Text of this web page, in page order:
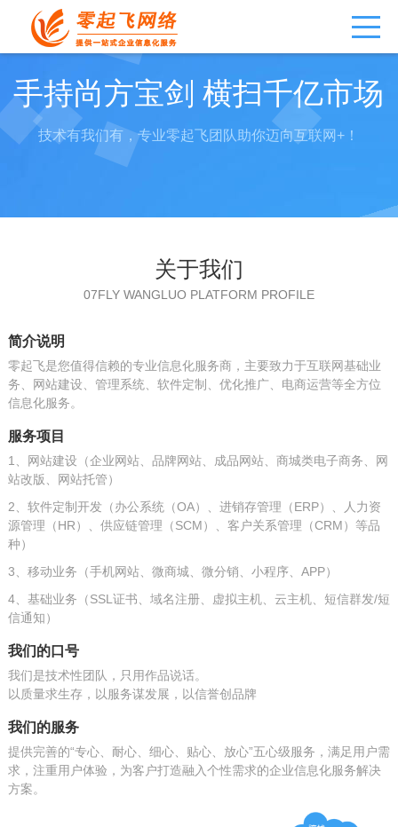
手持尚方宝剑 横扫千亿市场
技术有我们有，专业零起飞团队助你迈向互联网+！
关于我们
07FLY WANGLUO PLATFORM PROFILE
简介说明
零起飞是您值得信赖的专业信息化服务商，主要致力于互联网基础业
务、网站建设、管理系统、软件定制、优化推广、电商运营等全方位
信息化服务。
服务项目
1、网站建设（企业网站、品牌网站、成品网站、商城类电子商务、网
站改版、网站托管）
2、软件定制开发（办公系统（OA）、进销存管理（ERP）、人力资
源管理（HR）、供应链管理（SCM）、客户关系管理（CRM）等品
种）
3、移动业务（手机网站、微商城、微分销、小程序、APP）
4、基础业务（SSL证书、域名注册、虚拟主机、云主机、短信群发/短
信通知）
我们的口号
我们是技术性团队，只用作品说话。
以质量求生存，以服务谋发展，以信誉创品牌
我们的服务
提供完善的“专心、耐心、细心、贴心、放心”五心级服务，满足用户需
求，注重用户体验，为客户打造融入个性需求的企业信息化服务解决
方案。